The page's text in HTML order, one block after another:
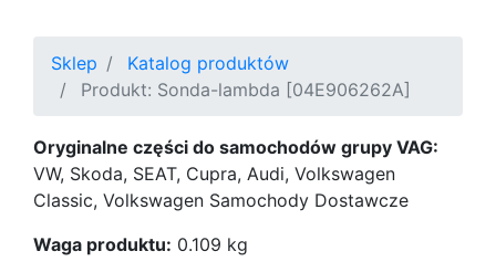
Sklep
Katalog produktów
Produkt: Sonda-lambda [04E906262A]
Oryginalne części do samochodów grupy VAG:
VW, Skoda, SEAT, Cupra, Audi, Volkswagen
Classic, Volkswagen Samochody Dostawcze
Waga produktu: 0.109 kg